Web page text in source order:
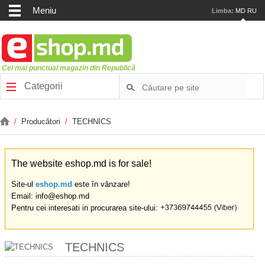
Meniu Limba: MD RU
Cel mai punctual magazin din Republică
Categorii
/ Producători / TECHNICS
The website eshop.md is for sale!
Site-ul eshop.md este în vânzare!
Email: info@eshop.md
Pentru cei interesati in procurarea site-ului:
TECHNICS